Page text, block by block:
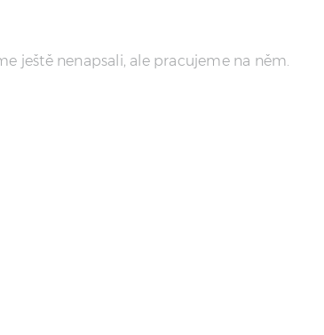
ještě nenapsali, ale pracujeme na něm.